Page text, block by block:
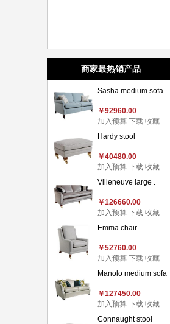
商家最热销产品
Sasha medium sofa
￥92960.00
加入预算 下载 收藏
Hardy stool
￥40480.00
加入预算 下载 收藏
Villeneuve large .
￥126660.00
加入预算 下载 收藏
Emma chair
￥52760.00
加入预算 下载 收藏
Manolo medium sofa
￥127450.00
加入预算 下载 收藏
Connaught stool